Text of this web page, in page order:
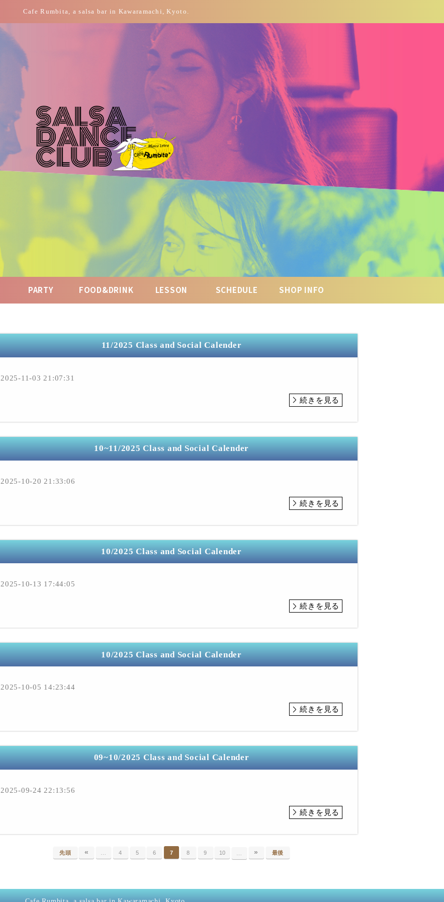
Cafe Rumbita, a salsa bar in Kawaramachi, Kyoto.
PARTY FOOD&DRINK LESSON SCHEDULE SHOP INFO
11/2025 Class and Social Calender
2025-11-03 21:07:31
続きを見る
10~11/2025 Class and Social Calender
2025-10-20 21:33:06
続きを見る
10/2025 Class and Social Calender
2025-10-13 17:44:05
続きを見る
10/2025 Class and Social Calender
2025-10-05 14:23:44
続きを見る
09~10/2025 Class and Social Calender
2025-09-24 22:13:56
続きを見る
先頭 « 4 5 6 7 8 9 10 » 最後